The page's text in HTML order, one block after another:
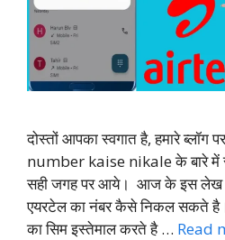
दोस्तों आपका स्वगात है, हमारे
number kaise nikale के बारे में
सही जगह पर आये। आज के इस लेख
एयरटेल का नंबर कैसे निकल सकते
का सिम इस्तेमाल करते है … Read